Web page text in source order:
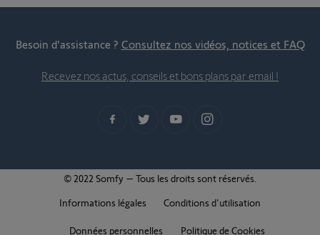
Besoin d’assistance ? Consultez nos vidéos, notices et FAQ
Recevez nos actus, conseils et bons plans par email !
© 2022 Somfy – Tous les droits sont réservés.
Informations légales
Conditions d'utilisation
Données personnelles Politique de Cookies